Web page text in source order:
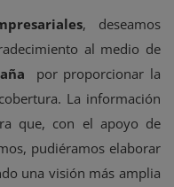
, deseamos
al medio de
por proporcionar la
La información
que, con el apoyo de
pudiéramos elaborar
una visión más amplia